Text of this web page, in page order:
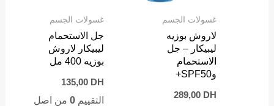
غسولات الجسم
لاروش بوزيه
ليبيكار – جل
الاستحمام
وSPF50+
289,00 DH
غسولات الجسم
جل الاستحمام
ليبيكار لاروش
بوزيه 400 مل
135,00 DH
التقييم0 من اصل